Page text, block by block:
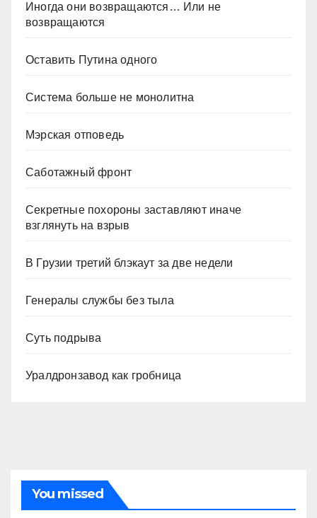
Иногда они возвращаются… Или не
возвращаются
Оставить Путина одного
Система больше не монолитна
Мэрская отповедь
Саботажный фронт
Секретные похороны заставляют иначе
взглянуть на взрыв
В Грузии третий блэкаут за две недели
Генералы службы без тыла
Суть подрыва
Уралдронзавод как гробница
You missed